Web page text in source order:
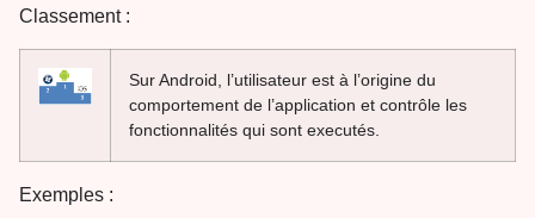
Classement :
Sur Android, l’utilisateur est à l’origine du
comportement de l’application et contrôle les
fonctionnalités qui sont executés.
Exemples :